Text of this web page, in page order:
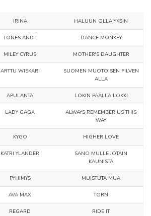
IRINA HALUUN OLLA YKSIN
TONES AND I DANCE MONKEY
MILEY CYRUS MOTHER'S DAUGHTER
ARTTU WISKARI
SUOMEN MUOTOISEN PILVEN
ALLA
APULANTA LOKIN PÄÄLLÄ LOKKI
LADY GAGA
ALWAYS REMEMBER US THIS
WAY
KYGO HIGHER LOVE
KATRI YLANDER
SANO MULLE JOTAIN
KAUNISTA
PYHIMYS MUISTUTA MUA
AVA MAX TORN
REGARD RIDE IT